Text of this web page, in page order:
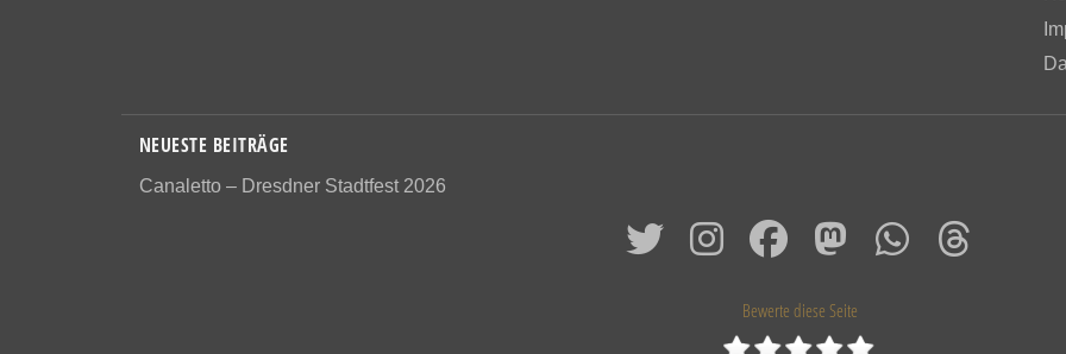
NEUESTE BEITRÄGE
Canaletto – Dresdner Stadtfest 2026
Bewerte diese Seite